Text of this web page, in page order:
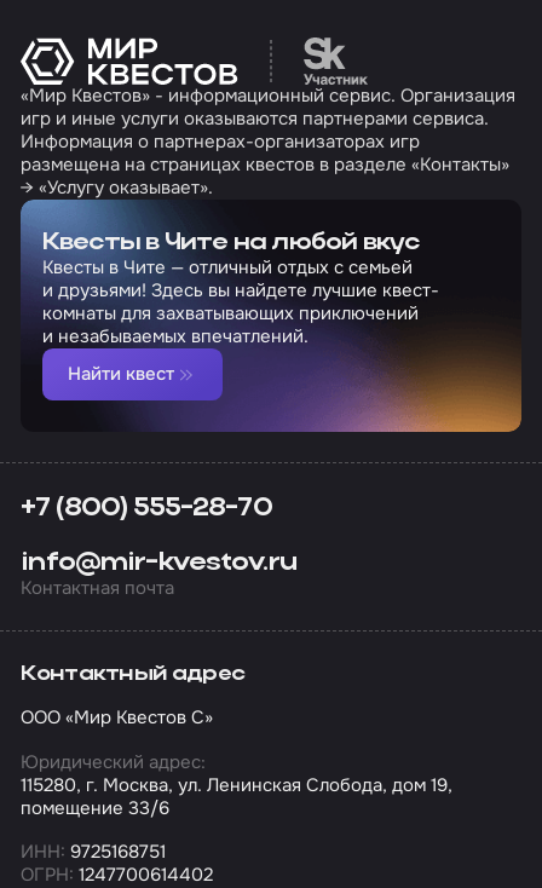
Перейти на сайт
«Мир Квестов» - информационный сервис. Организация
игр и иные услуги оказываются партнерами сервиса.
Информация о партнерах-организаторах игр
размещена на страницах квестов в разделе «Контакты»
→ «Услугу оказывает».
Квесты в Чите на любой вкус
Квесты в Чите — отличный отдых с семьей
и друзьями! Здесь вы найдете лучшие квест-
комнаты для захватывающих приключений
и незабываемых впечатлений.
Найти квест
+7 (800) 555-28-70
info@mir-kvestov.ru
Контактная почта
Контактный адрес
ООО «Мир Квестов С»
Юридический адрес:
115280, г. Москва, ул. Ленинская Слобода, дом 19,
помещение 33/6
ИНН: 9725168751
ОГРН: 1247700614402